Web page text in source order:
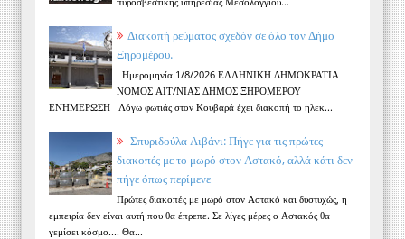
Διακοπή ρεύματος σχεδόν σε όλο τον Δήμο
Ξηρομέρου.
Ημερομηνία 1/8/2026 ΕΛΛΗΝΙΚΗ ΔΗΜΟΚΡΑΤΙΑ
ΝΟΜΟΣ ΑΙΤ/ΝΙΑΣ ΔΗΜΟΣ ΞΗΡΟΜΕΡΟΥ
ΕΝΗΜΕΡΩΣΗ Λόγω φωτιάς στον Κουβαρά έχει διακοπή το ηλεκ...
Σπυριδούλα Λιβάνι: Πήγε για τις πρώτες
διακοπές με το μωρό στον Αστακό, αλλά κάτι δεν
πήγε όπως περίμενε
Πρώτες διακοπές με μωρό στον Αστακό και δυστυχώς, η
εμπειρία δεν είναι αυτή που θα έπρεπε. Σε λίγες μέρες ο Αστακός θα
γεμίσει κόσμο.... Θα...